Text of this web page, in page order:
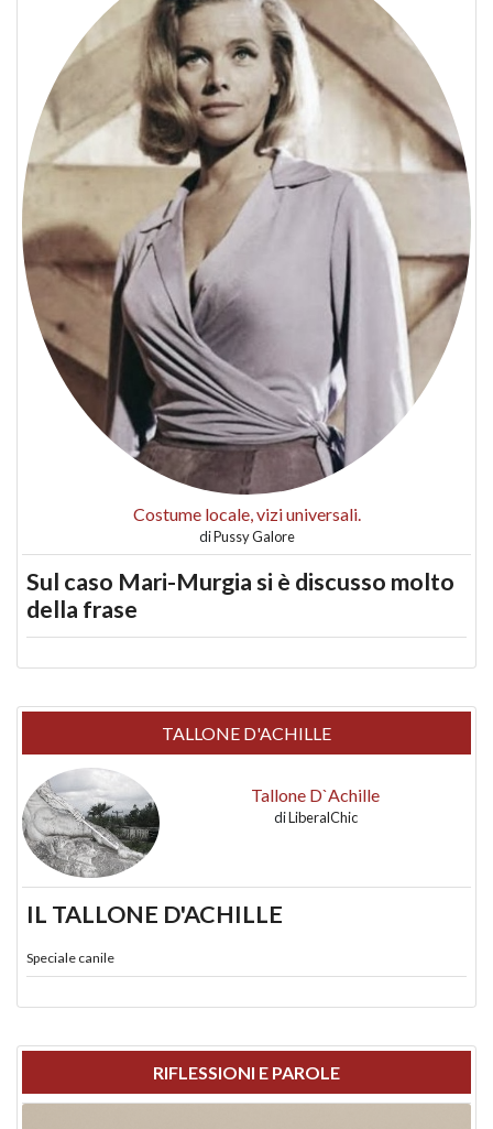
Costume locale, vizi universali.
diPussy Galore
Sul caso Mari-Murgia si è discusso molto
della frase
TALLONE D'ACHILLE
Tallone D`Achille
diLiberalChic
IL TALLONE D'ACHILLE
Speciale canile
RIFLESSIONI E PAROLE